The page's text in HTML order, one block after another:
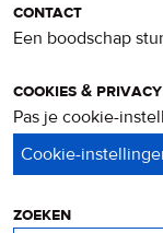
contact
Een boodschap
cookies & privacy
Pas je cookie-
zoeken